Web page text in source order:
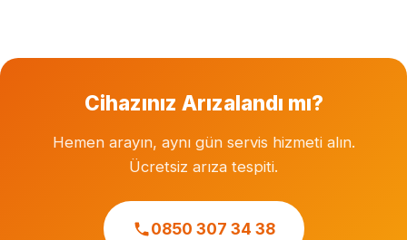
Cihazınız Arızalandı mı?
Hemen arayın, aynı gün servis hizmeti alın.
Ücretsiz arıza tespiti.
0850 307 34 38